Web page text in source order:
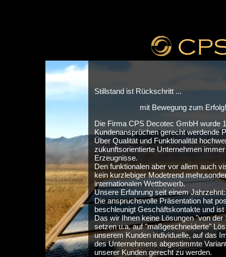
Stillstand ist Rückschritt ...
mit Bewegung zum Erfolg!
Die Firma CPS Decotec GmbH wurde
Kundenansprüchen gerecht werdende
Über Qualität und Funktionalität
zukunftsorientierte Unternehmen
Erzeugnisse.
Den funktionalen aber vor allem auch
kein kurzlebiger Modetrend
internationalen Wettbewerb.
Unsere Erfahrung seit einem Jahrzehnt:
Die anspruchsvolle Präsentation hat
beschleunigt Geschäftskontakte und
Das wir Ihnen keine Lösungen "von
setzen u.a. auf "maßgeschneiderte"
unserem Kunden individuelle, auf das
des Unternehmens abgestimmte
unserer Kunden gerecht zu werden.